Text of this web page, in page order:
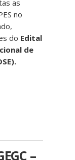
as
no
do Edital
de
–